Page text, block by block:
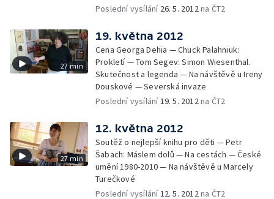
Poslední vysílání 26. 5. 2012na ČT2
27 min
19. května 2012
Cena Georga Dehia — Chuck Palahniuk:
Prokletí — Tom Segev: Simon Wiesenthal.
Skutečnost a legenda — Na návštěvě u Ireny
Douskové — Severská invaze
Poslední vysílání19. 5. 2012na ČT2
27 min
12. května 2012
Soutěž o nejlepší knihu pro děti — Petr
Šabach: Máslem dolů — Na cestách — České
umění 1980-2010 — Na návštěvě u Marcely
Turečkové
Poslední vysílání12. 5. 2012na ČT2